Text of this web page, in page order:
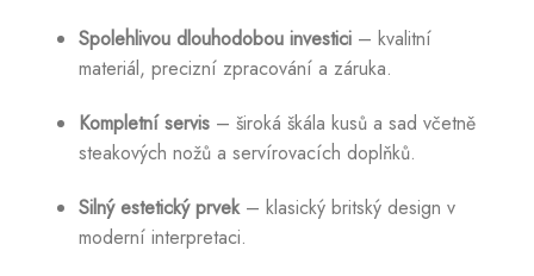
Spolehlivou dlouhodobou investici– kvalitní
materiál, precizní zpracování a záruka.
Kompletní servis– široká škála kusů a sad včetně
steakových nožů a servírovacích doplňků.
Silný estetický prvek– klasický britský design v
moderní interpretaci.